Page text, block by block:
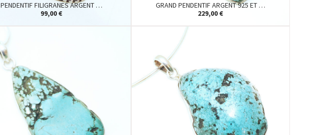
PENDENTIF FILIGRANES ARGENT …
99,00 €
GRAND PENDENTIF ARGENT 925 ET …
229,00 €